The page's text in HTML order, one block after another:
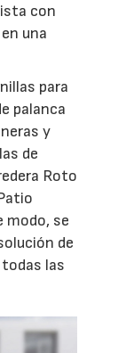
con
una
para
palanca
y
de
Roto
modo, se
de
las